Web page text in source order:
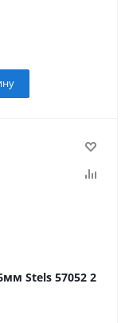
Stels 57052 2